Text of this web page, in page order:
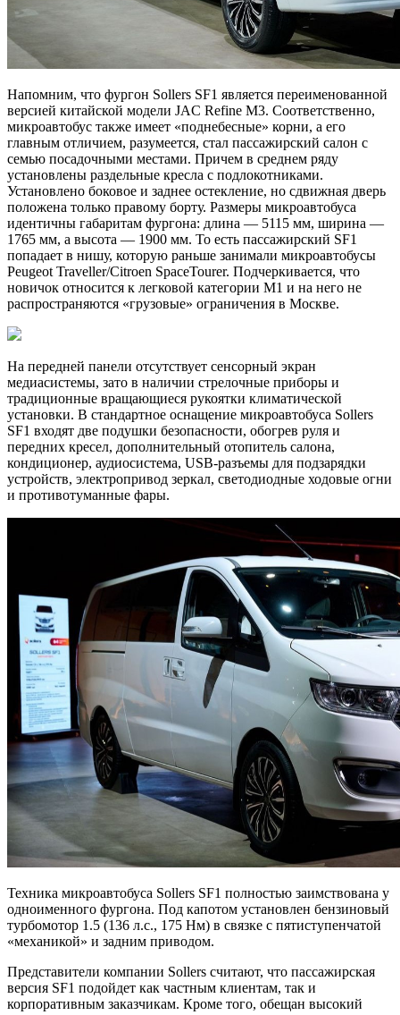
Напомним, что фургон Sollers SF1 является переименованной
версией китайской модели JAC Refine M3. Соответственно,
микроавтобус также имеет «поднебесные» корни, а его
главным отличием, разумеется, стал пассажирский салон с
семью посадочными местами. Причем в среднем ряду
установлены раздельные кресла с подлокотниками.
Установлено боковое и заднее остекление, но сдвижная дверь
положена только правому борту. Размеры микроавтобуса
идентичны габаритам фургона: длина — 5115 мм, ширина —
1765 мм, а высота — 1900 мм. То есть пассажирский SF1
попадает в нишу, которую раньше занимали микроавтобусы
Peugeot Traveller/Citroen SpaceTourer. Подчеркивается, что
новичок относится к легковой категории M1 и на него не
распространяются «грузовые» ограничения в Москве.
На передней панели отсутствует сенсорный экран
медиасистемы, зато в наличии стрелочные приборы и
традиционные вращающиеся рукоятки климатической
установки. В стандартное оснащение микроавтобуса Sollers
SF1 входят две подушки безопасности, обогрев руля и
передних кресел, дополнительный отопитель салона,
кондиционер, аудиосистема, USB-разъемы для подзарядки
устройств, электропривод зеркал, светодиодные ходовые огни
и противотуманные фары.
Техника микроавтобуса Sollers SF1 полностью заимствована у
одноименного фургона. Под капотом установлен бензиновый
турбомотор 1.5 (136 л.с., 175 Нм) в связке с пятиступенчатой
«механикой» и задним приводом.
Представители компании Sollers считают, что пассажирская
версия SF1 подойдет как частным клиентам, так и
корпоративным заказчикам. Кроме того, обещан высокий